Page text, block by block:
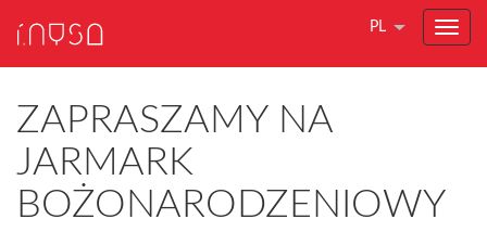
PL
ZAPRASZAMY NA
JARMARK
BOŻONARODZENIOWY